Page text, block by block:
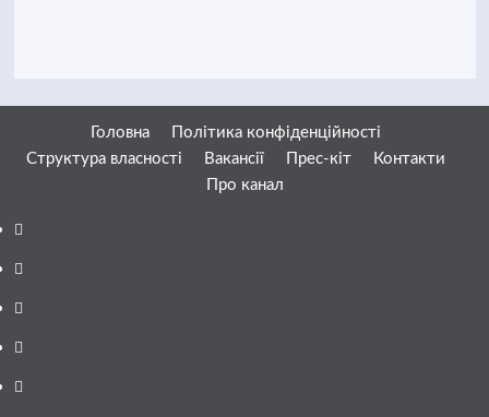
Головна
Політика конфіденційності
Структура власності
Вакансії Прес-кіт
Контакти
Про канал
Facebook
YouTube
Telegram
Instagram
Twitter